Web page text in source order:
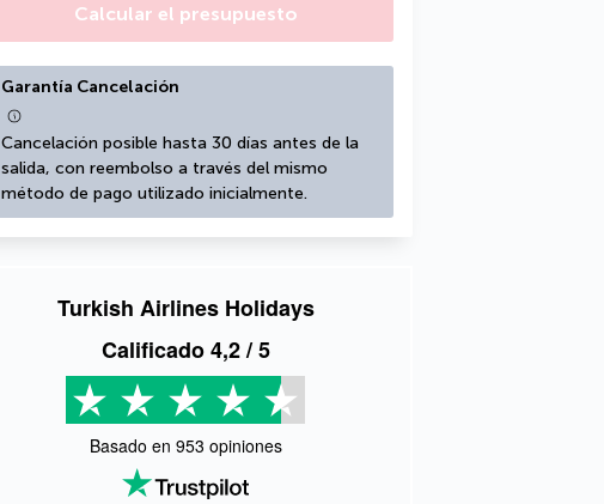
Calcular el presupuesto
Garantía Cancelación
Cancelación posible hasta 30 días antes de la
salida, con reembolso a través del mismo
método de pago utilizado inicialmente.
Turkish Airlines Holidays
Calificado4,2/ 5
Basado en 953 opiniones